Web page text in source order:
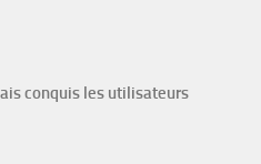
conquis les utilisateurs